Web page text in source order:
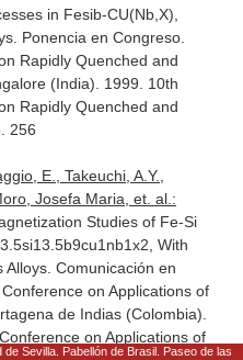
in Fesib-CU(Nb,X),
Ponencia en Congreso.
Rapidly Quenched and
(India). 1999. 10th
Rapidly Quenched and
256
E., Takeuchi, A.Y.,
Josefa Maria, et. al.:
Studies of Fe-Si
With
Alloys. Comunicación en
on Applications of
de Indias (Colombia).
on Applications of
Sevilla. Pabellón de Brasil. Paseo de las